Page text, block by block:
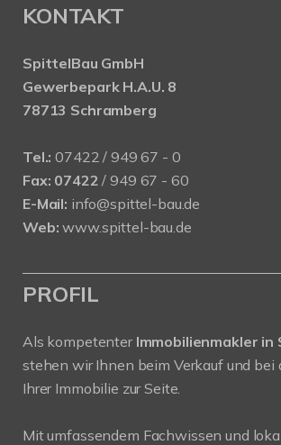
KONTAKT
SpittelBau GmbH
Gewerbepark H.A.U. 8
78713 Schramberg
Tel.: 07422 / 949 67 - 0
Fax: 07422 / 949 67 - 60
E-Mail: info@spittel-bau.de
Web: www.spittel-bau.de
PROFIL
Als kompetenter Immobilienmakler in
stehen wir Ihnen beim Verkauf und bei
Ihrer Immobilie zur Seite.
Mit umfassendem Fachwissen und